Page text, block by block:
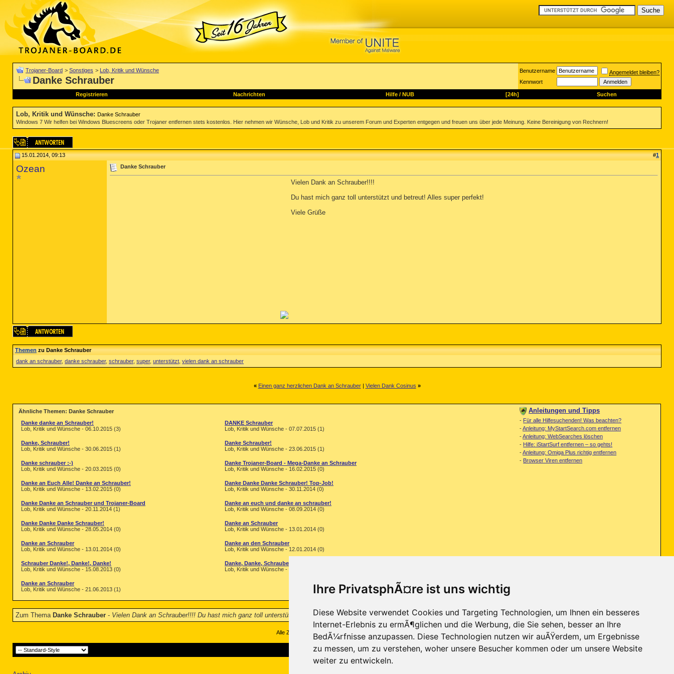
Ihre PrivatsphÃ¤re ist uns wichtig
Diese Website verwendet Cookies und Targeting Technologien, um Ihnen ein besseres
Internet-Erlebnis zu ermÃ¶glichen und die Werbung, die Sie sehen, besser an Ihre
BedÃ¼rfnisse anzupassen. Diese Technologien nutzen wir auÃŸerdem, um Ergebnisse
zu messen, um zu verstehen, woher unsere Besucher kommen oder um unsere Website
weiter zu entwickeln.
Trojaner-Board > Sonstiges > Lob, Kritik und Wünsche
Danke Schrauber
Benutzername
Angemeldet bleiben?
Kennwort
Registrieren Nachrichten Hilfe/ NUB [24h] Suchen
Lob, Kritik und Wünsche: Danke Schrauber
Windows 7 Wir helfen bei Windows Bluescreens oder Trojaner entfernen stets kostenlos. Hier nehmen wir Wünsche, Lob und Kritik zu unserem Forum und Experten entgegen und freuen uns über jede Meinung. Keine Bereinigung von Rechnern!
15.01.2014, 09:13 #1
Ozean Danke Schrauber
Vielen Dank an Schrauber!!!!
Du hast mich ganz toll unterstützt und betreut! Alles super perfekt!
Viele Grüße
Themenzu Danke Schrauber
dank an schrauber, danke schrauber, schrauber, super, unterstützt vielen dank an schrauber
« Einen ganz herzlichen Dank an Schrauber| Vielen Dank Cosinus »
Ähnliche Themen: Danke Schrauber
Danke danke an Schrauber!
Lob, Kritik und Wünsche - 06.10.2015 (3)
DANKE Schrauber
Lob, Kritik und Wünsche - 07.07.2015 (1)
Danke, Schrauber!
Lob, Kritik und Wünsche - 30.06.2015 (1)
Danke Schrauber!
Lob, Kritik und Wünsche - 23.06.2015 (1)
Danke schrauber :-)
Lob, Kritik und Wünsche - 20.03.2015 (0)
Danke Trojaner-Board - Mega-Danke an Schrauber
Lob, Kritik und Wünsche - 16.02.2015 (0)
Danke an Euch Alle! Danke an Schrauber!
Lob, Kritik und Wünsche - 13.02.2015 (0)
Danke Danke Danke Schrauber! Top-Job!
Lob, Kritik und Wünsche - 30.11.2014 (0)
Danke Danke an Schrauber und Trojaner-Board
Lob, Kritik und Wünsche - 20.11.2014 (1)
Danke an euch und danke an schrauber!
Lob, Kritik und Wünsche - 08.09.2014 (0)
Danke Danke Danke Schrauber!
Lob, Kritik und Wünsche - 28.05.2014 (0)
Danke an Schrauber
Lob, Kritik und Wünsche - 13.01.2014 (0)
Danke an Schrauber
Lob, Kritik und Wünsche - 13.01.2014 (0)
Danke an den Schrauber
Lob, Kritik und Wünsche - 12.01.2014 (0)
Schrauber Danke!, Danke!, Danke!
Lob, Kritik und Wünsche - 15.08.2013 (0)
Danke, Danke, Schrauber! :), ein geiles Team!
Lob, Kritik und Wünsche - 24.07.2013 (0)
Danke an Schrauber
Lob, Kritik und Wünsche - 21.06.2013 (1)
Anleitungen und Tipps
- Für alle Hilfesuchenden! Was beachten?
-Anleitung: MyStartSearch.com entfernen
-Anleitung: WebSearches löschen
- Hilfe: iStartSurf entfernen – so gehts!
-Anleitung: Omiga Plus richtig entfernen
- Browser Viren entfernen
Zum Thema Danke Schrauber - Vielen Dank an Schrauber!!!! Du hast mich ganz toll unterstützt und betreut! Alles super perfekt! Viele Grüße - Danke Schrauber...
Alle Zeitangaben in WEZ +1. Es ist jetzt
Kontakt-Trojaner-Board-Archiv-Datenschutzerklärung-Nach oben